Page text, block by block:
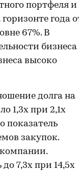
портфеля и
года
67%. В
бизнеса
высоко
долга на
1,3х при 2,1х
показатель
закупок.
7,3х при 14,5х